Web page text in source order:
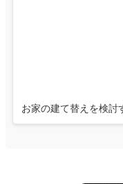
お家の建て替えを検討